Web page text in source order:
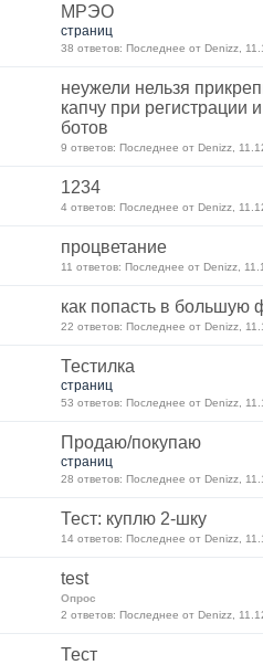
МРЭО
страниц
38 ответов: Последнее от Denizz,
неужели нельзя
капчу при регистрации
ботов
9 ответов: Последнее от Denizz,
1234
4 ответов: Последнее от Denizz,
процветание
11 ответов: Последнее от Denizz,
как попасть в большую
22 ответов: Последнее от Denizz,
Тестилка
страниц
53 ответов: Последнее от Denizz,
Продаю/покупаю
страниц
28 ответов: Последнее от Denizz,
Тест: куплю 2-шку
14 ответов: Последнее от Denizz,
test
Опрос
2 ответов: Последнее от Denizz,
Тест